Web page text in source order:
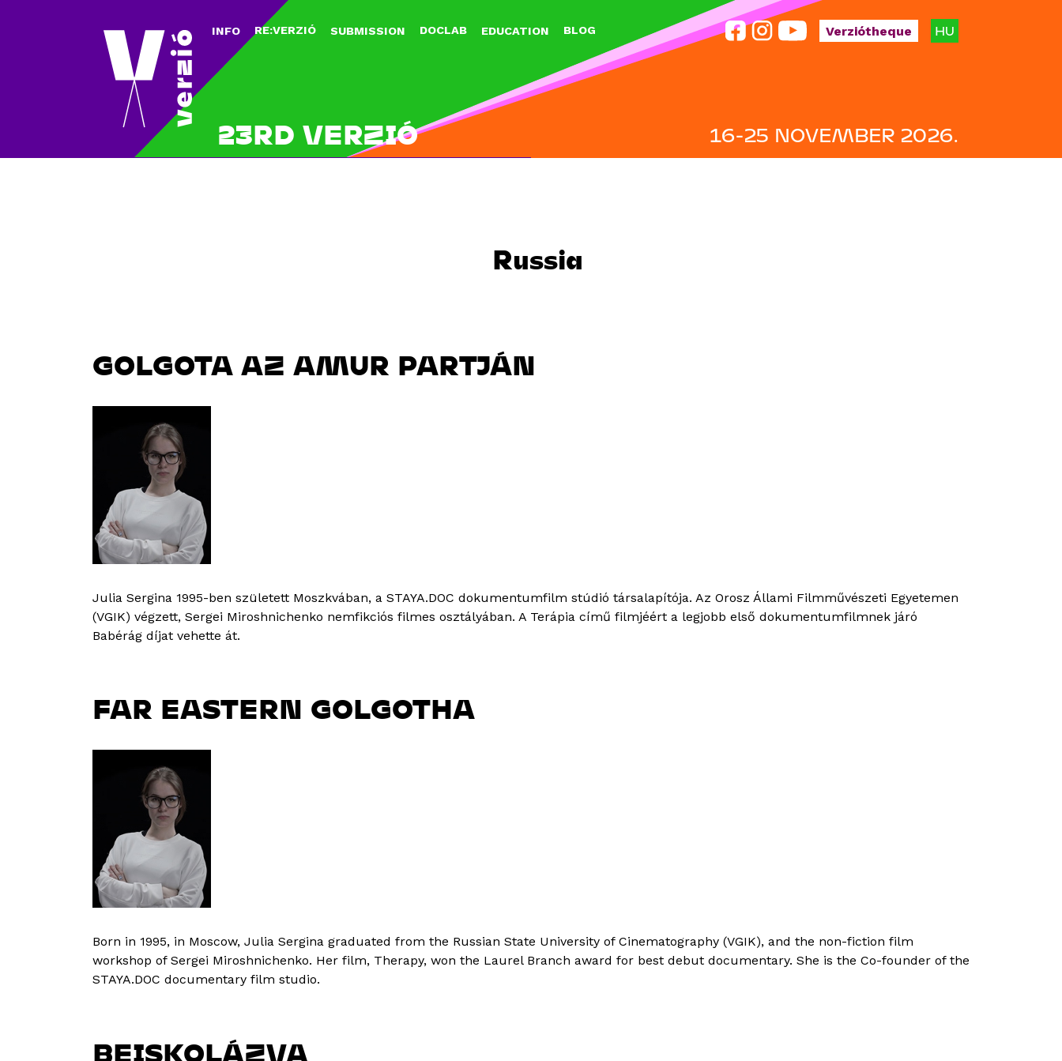
INFO RE:VERZIÓ SUBMISSION DOCLAB EDUCATION BLOG HU
23RD VERZIÓ 16-25 NOVEMBER 2026.
Verziótheque
Russia
GOLGOTA AZ AMUR PARTJÁN
Julia Sergina 1995-ben született Moszkvában, a STAYA.DOC dokumentumfilm stúdió társalapítója. Az Orosz Állami Filmművészeti Egyetemen
(VGIK) végzett, Sergei Miroshnichenko nemfikciós filmes osztályában. A Terápia című filmjéért a legjobb első dokumentumfilmnek járó
Babérág díjat vehette át.
FAR EASTERN GOLGOTHA
Born in 1995, in Moscow, Julia Sergina graduated from the Russian State University of Cinematography (VGIK), and the non-fiction film
workshop of Sergei Miroshnichenko. Her film, Therapy, won the Laurel Branch award for best debut documentary. She is the Co-founder of the
STAYA.DOC documentary film studio.
BEISKOLÁZVA